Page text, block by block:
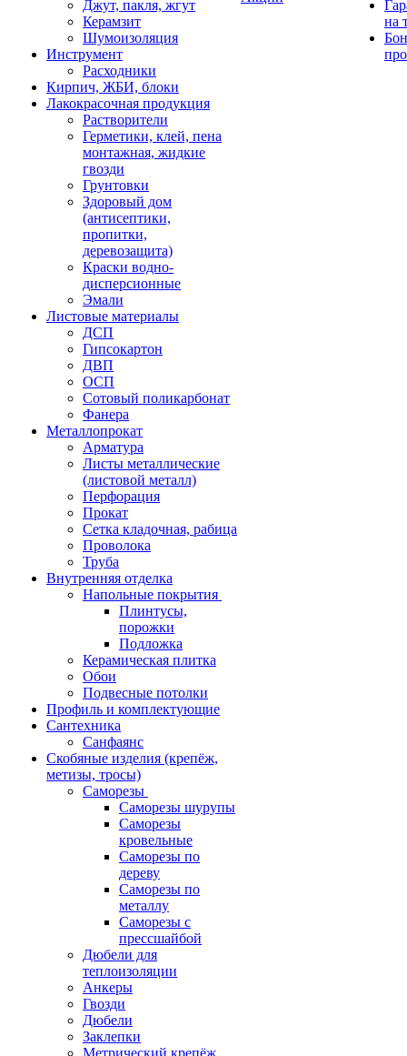
Джут, пакля, жгут
Керамзит
Шумоизоляция
Инструмент
Расходники
Кирпич, ЖБИ, блоки
Лакокрасочная продукция
Растворители
Герметики, клей, пена
монтажная, жидкие
гвозди
Грунтовки
Здоровый дом
(антисептики,
пропитки,
деревозащита)
Краски водно-
дисперсионные
Эмали
Листовые материалы
ДСП
Гипсокартон
ДВП
ОСП
Сотовый поликарбонат
Фанера
Металлопрокат
Арматура
Листы металлические
(листовой металл)
Перфорация
Прокат
Сетка кладочная, рабица
Проволока
Труба
Внутренняя отделка
Напольные покрытия
Плинтусы,
порожки
Подложка
Керамическая плитка
Обои
Подвесные потолки
Профиль и комплектующие
Сантехника
Санфаянс
Скобяные изделия (крепёж,
метизы, тросы)
Саморезы
Саморезы шурупы
Саморезы
кровельные
Саморезы по
дереву
Саморезы по
металлу
Саморезы с
прессшайбой
Дюбели для
теплоизоляции
Анкеры
Гвозди
Дюбели
Заклепки
Метрический крепёж
на